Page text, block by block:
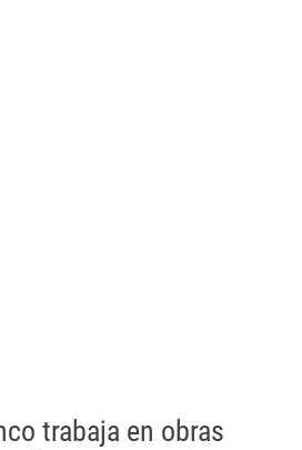
trabaja en obras